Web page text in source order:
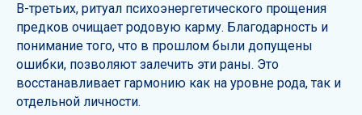
В-третьих, ритуал психоэнергетического прощения
предков очищает родовую карму. Благодарность и
понимание того, что в прошлом были допущены
ошибки, позволяют залечить эти раны. Это
восстанавливает гармонию как на уровне рода, так и
отдельной личности.